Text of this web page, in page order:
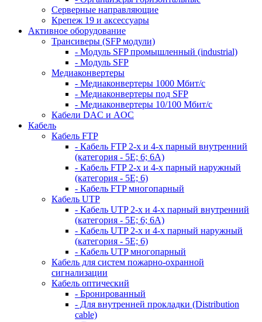
Серверные направляющие
Крепеж 19 и аксессуары
Активное оборудование
Трансиверы (SFP модули)
- Модуль SFP промышленный (industrial)
- Модуль SFP
Медиаконвертеры
- Медиаконвертеры 1000 Мбит/с
- Медиаконвертеры под SFP
- Медиаконвертеры 10/100 Мбит/с
Кабели DAC и AOC
Кабель
Кабель FTP
- Кабель FTP 2-х и 4-х парный внутренний
(категория - 5Е; 6; 6А)
- Кабель FTP 2-х и 4-х парный наружный
(категория - 5Е; 6)
- Кабель FTP многопарный
Кабель UTP
- Кабель UTP 2-х и 4-х парный внутренний
(категория - 5Е; 6; 6А)
- Кабель UTP 2-х и 4-х парный наружный
(категория - 5Е; 6)
- Кабель UTP многопарный
Кабель для систем пожарно-охранной
сигнализации
Кабель оптический
- Бронированный
- Для внутренней прокладки (Distribution
cable)